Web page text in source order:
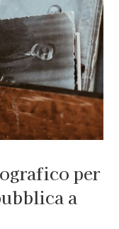
per
a